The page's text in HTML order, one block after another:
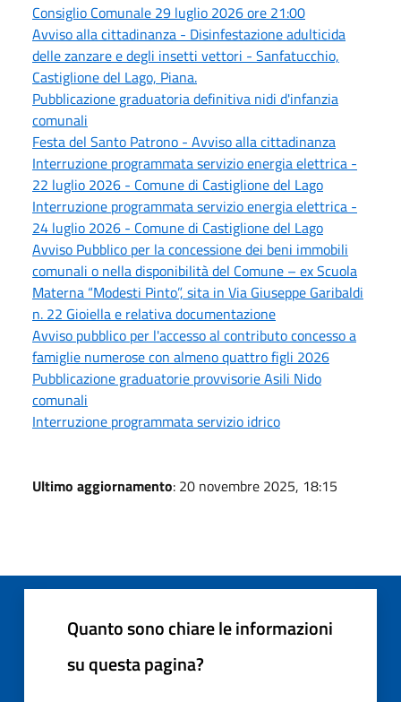
Consiglio Comunale 29 luglio 2026 ore 21:00
Avviso alla cittadinanza - Disinfestazione adulticida
delle zanzare e degli insetti vettori - Sanfatucchio,
Castiglione del Lago, Piana.
Pubblicazione graduatoria definitiva nidi d'infanzia
comunali
Festa del Santo Patrono - Avviso alla cittadinanza
Interruzione programmata servizio energia elettrica -
22 luglio 2026 - Comune di Castiglione del Lago
Interruzione programmata servizio energia elettrica -
24 luglio 2026 - Comune di Castiglione del Lago
Avviso Pubblico per la concessione dei beni immobili
comunali o nella disponibilità del Comune – ex Scuola
Materna “Modesti Pinto”, sita in Via Giuseppe Garibaldi
n. 22 Gioiella e relativa documentazione
Avviso pubblico per l'accesso al contributo concesso a
famiglie numerose con almeno quattro figli 2026
Pubblicazione graduatorie provvisorie Asili Nido
comunali
Interruzione programmata servizio idrico
Ultimo aggiornamento: 20 novembre 2025, 18:15
Quanto sono chiare le informazioni
su questa pagina?